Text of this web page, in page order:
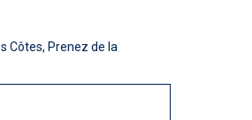
Côtes, Prenez de la